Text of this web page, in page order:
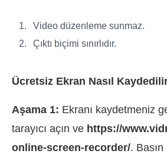
Video düzenleme sunmaz.
Çıktı biçimi sınırlıdır.
Ücretsiz Ekran Nasıl
Aşama 1: Ekranı kaydetmeniz
tarayıcı açın ve https://
online-screen-recorder/. Basın